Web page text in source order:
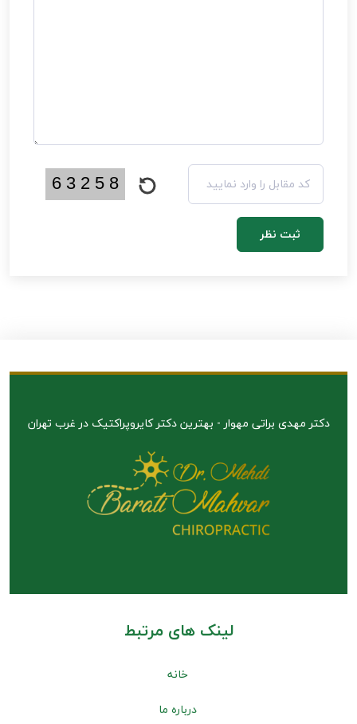
ثبت نظر
دکتر مهدی براتی مهوار - بهترین دکتر کایروپراکتیک در غرب تهران
لینک های مرتبط
خانه
درباره ما